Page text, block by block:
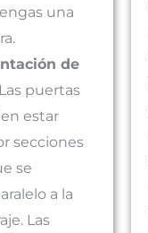
una
de
puertas
estar
secciones
se
a la
Las